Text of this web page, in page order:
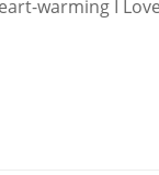
warming I